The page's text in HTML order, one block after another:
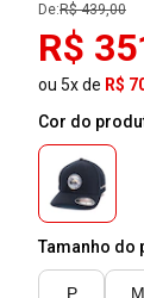
De:R$ 439,00
R$
ou 5x de R$
Cor do
Tamanho do
P M